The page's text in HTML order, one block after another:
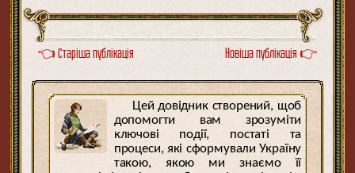
👈 Старіша публікація Новіша публікація 👉
Цей довідник створений, щоб
допомогти вам зрозуміти
ключові події, постаті та
процеси, які сформували Україну
такою, якою ми знаємо її